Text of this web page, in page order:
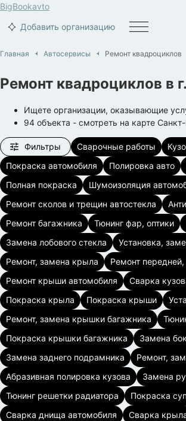
BigBookavto
Добавить организацию
Главная Автосервисы Ремонт квадроциклов
Ремонт квадроциклов в г.
Ищете организации, оказывающие
94 объекта - смотреть на карте
Фильтры Сварочные работы
Покраска автомобиля
Полировка авто
Полная покраска
Шумоизоляция
Ремонт сколов и трещин автостекла
Ремонт багажника
Тюнинг фар, оптики
Замена лобового стекла
Установка,
Ремонт, замена крыла
Ремонт
Ремонт крыши автомобиля
Сварка
Покраска крыла
Покраска крыши
Ремонт, замена крышки багажника
Покраска крышки багажника
Замена
Замена заднего подрамника
Ремонт,
Абразивная полировка кузова
Замена
Тюнинг решетки радиатора
Покраска
Сварка днища автомобиля
Сварка